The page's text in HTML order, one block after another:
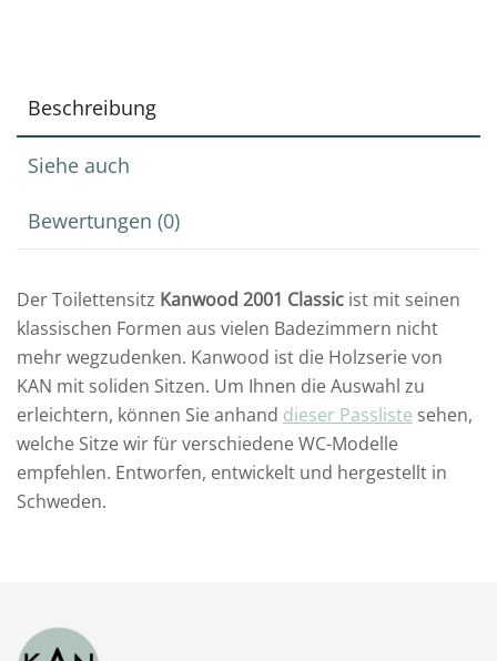
Beschreibung
Siehe auch
Bewertungen (0)
Der Toilettensitz Kanwood 2001 Classic ist mit seinen
klassischen Formen aus vielen Badezimmern nicht
mehr wegzudenken. Kanwood ist die Holzserie von
KAN mit soliden Sitzen. Um Ihnen die Auswahl zu
erleichtern, können Sie anhand dieser Passliste sehen,
welche Sitze wir für verschiedene WC-Modelle
empfehlen. Entworfen, entwickelt und hergestellt in
Schweden.